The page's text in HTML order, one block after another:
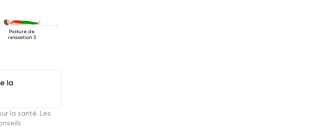
Posture de
relaxation 3
la
la santé. Les